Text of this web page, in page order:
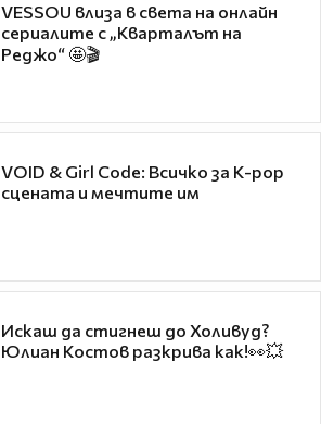
VESSOU влиза в света на онлайн
сериалите с „Кварталът на
Реджо“ 🤩🎬
VOID & Girl Code: Всичко за K-pop
сцената и мечтите им
Искаш да стигнеш до Холивуд?
Юлиан Костов разкрива как!👀💥